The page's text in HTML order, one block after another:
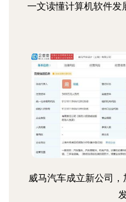
一文读懂计算机软件发
威马汽车成立新公司